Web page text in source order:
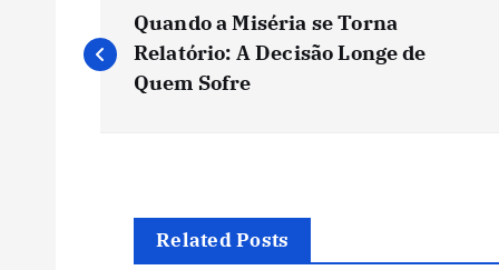
a
Quando a Miséria se Torna
Relatório: A Decisão Longe de
Quem Sofre
Related Posts